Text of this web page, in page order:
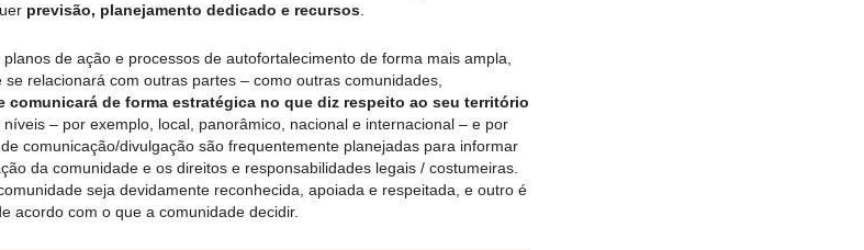
previsão, planejamento dedicado e recursos
de ação e processos de autofortalecimento de forma mais ampla,
relacionará com outras partes – como outras comunidades,
comunicará de forma estratégica no que diz respeito ao seu território
níveis – por exemplo, local, panorâmico, nacional e internacional – e por
comunicação/divulgação são frequentemente planejadas para informar
da comunidade e os direitos e responsabilidades legais / costumeiras.
seja devidamente reconhecida, apoiada e respeitada, e outro é
acordo com o que a comunidade decidir.